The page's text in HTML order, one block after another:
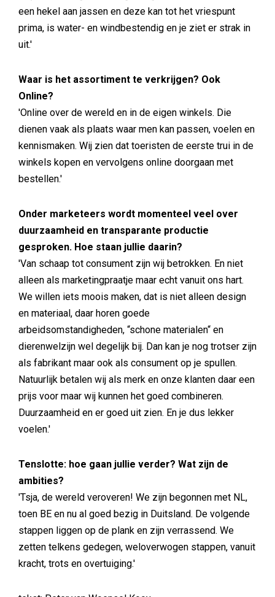
een hekel aan jassen en deze kan tot het vriespunt
prima, is water- en windbestendig en je ziet er strak in
uit.'
Waar is het assortiment te verkrijgen? Ook
Online?
'Online over de wereld en in de eigen winkels. Die
dienen vaak als plaats waar men kan passen, voelen en
kennismaken. Wij zien dat toeristen de eerste trui in de
winkels kopen en vervolgens online doorgaan met
bestellen.'
Onder marketeers wordt momenteel veel over
duurzaamheid en transparante productie
gesproken. Hoe staan jullie daarin?
'Van schaap tot consument zijn wij betrokken. En niet
alleen als marketingpraatje maar echt vanuit ons hart.
We willen iets moois maken, dat is niet alleen design
en materiaal, daar horen goede
arbeidsomstandigheden, “schone materialen“ en
dierenwelzijn wel degelijk bij. Dan kan je nog trotser zijn
als fabrikant maar ook als consument op je spullen.
Natuurlijk betalen wij als merk en onze klanten daar een
prijs voor maar wij kunnen het goed combineren.
Duurzaamheid en er goed uit zien. En je dus lekker
voelen.'
Tenslotte: hoe gaan jullie verder? Wat zijn de
ambities?
'Tsja, de wereld veroveren! We zijn begonnen met NL,
toen BE en nu al goed bezig in Duitsland. De volgende
stappen liggen op de plank en zijn verrassend. We
zetten telkens gedegen, weloverwogen stappen, vanuit
kracht, trots en overtuiging.'